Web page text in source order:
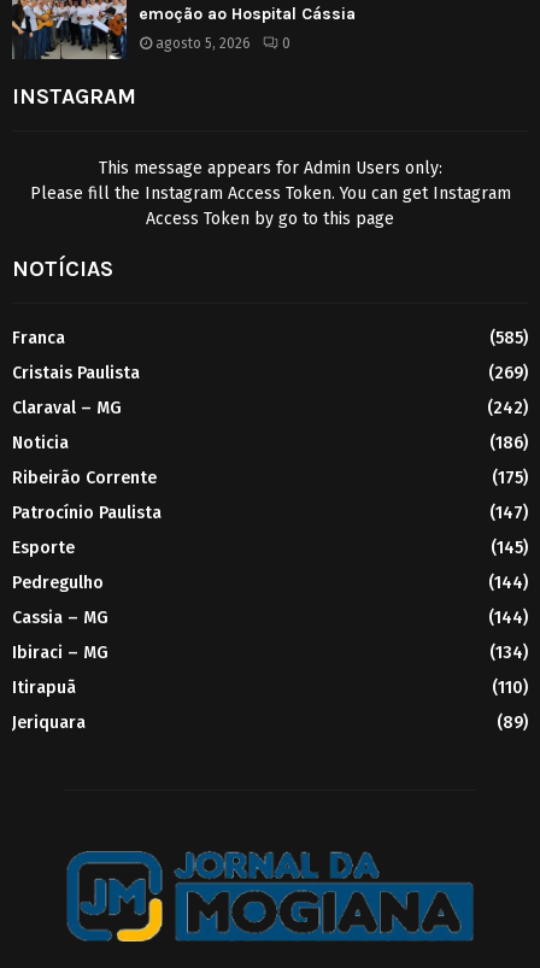
emoção ao Hospital Cássia
agosto 5, 2026 0
INSTAGRAM
This message appears for Admin Users only:
Please fill the Instagram Access Token. You can get Instagram
Access Token by go to this page
NOTÍCIAS
Franca
(585)
Cristais Paulista
(269)
Claraval – MG
(242)
Noticia
(186)
Ribeirão Corrente
(175)
Patrocínio Paulista
(147)
Esporte
(145)
Pedregulho
(144)
Cassia – MG
(144)
Ibiraci – MG
(134)
Itirapuã
(110)
Jeriquara
(89)